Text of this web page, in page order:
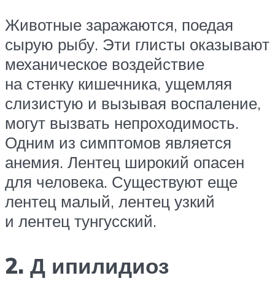
Животные заражаются, поедая
сырую рыбу. Эти глисты оказывают
механическое воздействие
на стенку кишечника, ущемляя
слизистую и вызывая воспаление,
могут вызвать непроходимость.
Одним из симптомов является
анемия. Лентец широкий опасен
для человека. Существуют еще
лентец малый, лентец узкий
и лентец тунгусский.
2. Д ипилидиоз